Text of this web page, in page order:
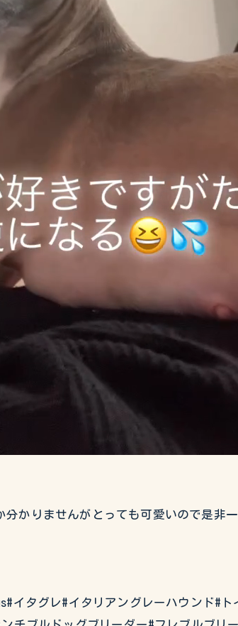
分かりませんがとっても可愛いので是非
イタグレ#イタリアングレーハウンド